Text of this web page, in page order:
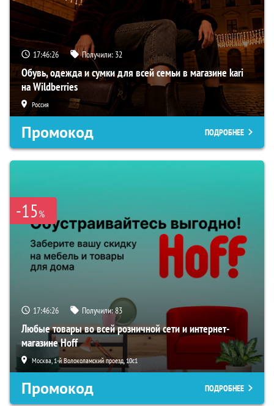
17:46:25 Получили: 32
Обувь, одежда и сумки для всей семьи в магазине kari
на Wildberries
Россия
Промокод ПОДРОБНЕЕ
-15%
17:46:25 Получили:83
Любые товары во всей розничной сети и интернет-
магазине Hoff
Москва, 1-й Волоколамский проезд, 10с1
Промокод ПОДРОБНЕЕ